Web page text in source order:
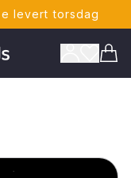
levert torsdag
rett hjem